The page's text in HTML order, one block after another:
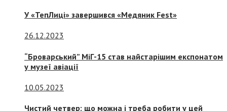
У «ТепЛиці» завершився «Медяник Fest»
26.12.2023
“Броварський” МіГ-15 став найстарішим експонатом
у музеї авіації
10.05.2023
Чистий четвер: що можна і треба робити у цей